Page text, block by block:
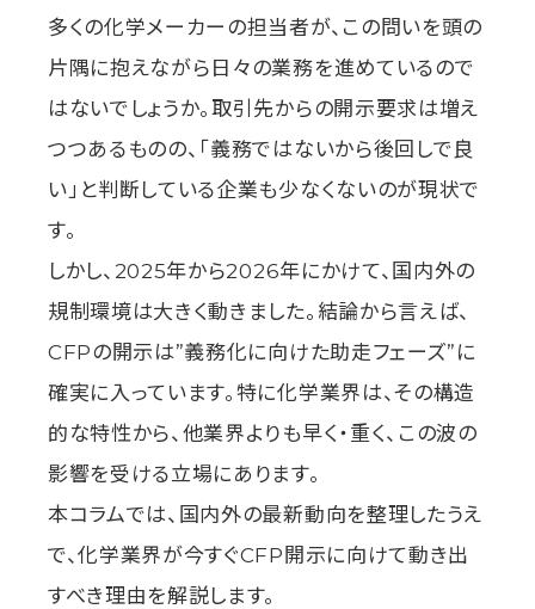
多くの化学メーカーの担当者が、この問いを頭の
片隅に抱えながら日々の業務を進めているので
はないでしょうか。取引先からの開示要求は増え
つつあるものの、「義務ではないから後回しで良
い」と判断している企業も少なくないのが現状で
す。
しかし、2025年から2026年にかけて、国内外の
規制環境は大きく動きました。結論から言えば、
CFPの開示は”義務化に向けた助走フェーズ”に
確実に入っています。特に化学業界は、その構造
的な特性から、他業界よりも早く・重く、この波の
影響を受ける立場にあります。
本コラムでは、国内外の最新動向を整理したうえ
で、化学業界が今すぐCFP開示に向けて動き出
すべき理由を解説します。